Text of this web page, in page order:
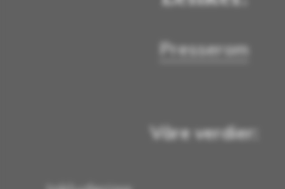
Presserom
Våre verdier: